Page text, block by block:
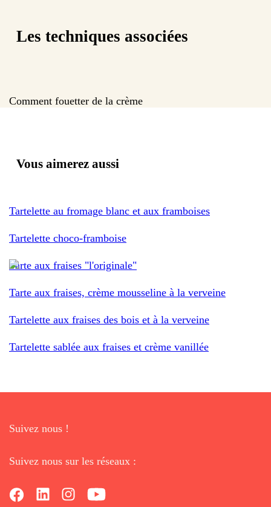
Les techniques associées
Comment fouetter de la crème
Vous aimerez aussi
Tartelette au fromage blanc et aux framboises
Tartelette choco-framboise
Tarte aux fraises "l'originale"
Tarte aux fraises, crème mousseline à la verveine
Tartelette aux fraises des bois et à la verveine
Tartelette sablée aux fraises et crème vanillée
Suivez nous !
Suivez nous sur les réseaux :